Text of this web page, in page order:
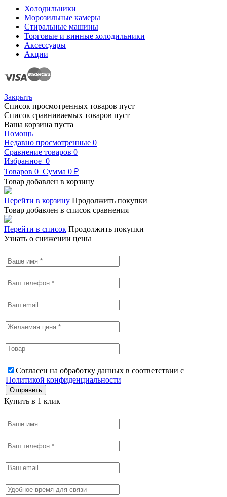
Холодильники
Морозильные камеры
Стиральные машины
Торговые и винные холодильники
Аксессуары
Акции
Закрыть
Список просмотренных товаров пуст
Список сравниваемых товаров пуст
Ваша корзина пуста
Помощь
Недавно просмотренные 0
Сравнение товаров 0
Избранное 0
Товаров 0 Сумма 0 ₽
Товар добавлен в корзину
Перейти в корзину Продолжить покупки
Товар добавлен в список сравнения
Перейти в список Продолжить покупки
Узнать о снижении цены
Согласен на обработку данных в соответствии с
Политикой конфиденциальности
Купить в 1 клик